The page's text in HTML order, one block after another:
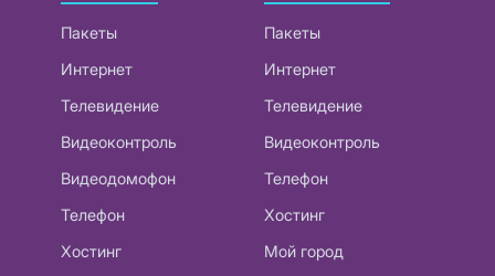
Пакеты
Интернет
Телевидение
Видеоконтроль
Видеодомофон
Телефон
Хостинг
Пакеты
Интернет
Телевидение
Видеоконтроль
Телефон
Хостинг
Мой город